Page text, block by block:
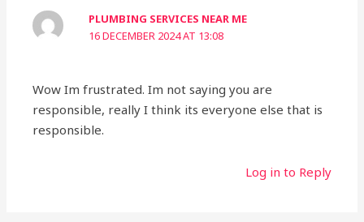
PLUMBING SERVICES NEAR ME
16 DECEMBER 2024 AT 13:08
Wow Im frustrated. Im not saying you are
responsible, really I think its everyone else that is
responsible.
Log in to Reply